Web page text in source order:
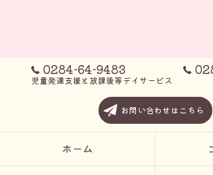
0284-64-9483
児童発達支援と放課後等デイサービス
お問い合わせはこちら
ホーム